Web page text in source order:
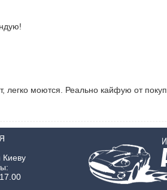
легко моются. Реально кайфую от
Киеву